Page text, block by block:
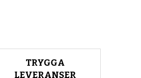
TRYGGA
LEVERANSER